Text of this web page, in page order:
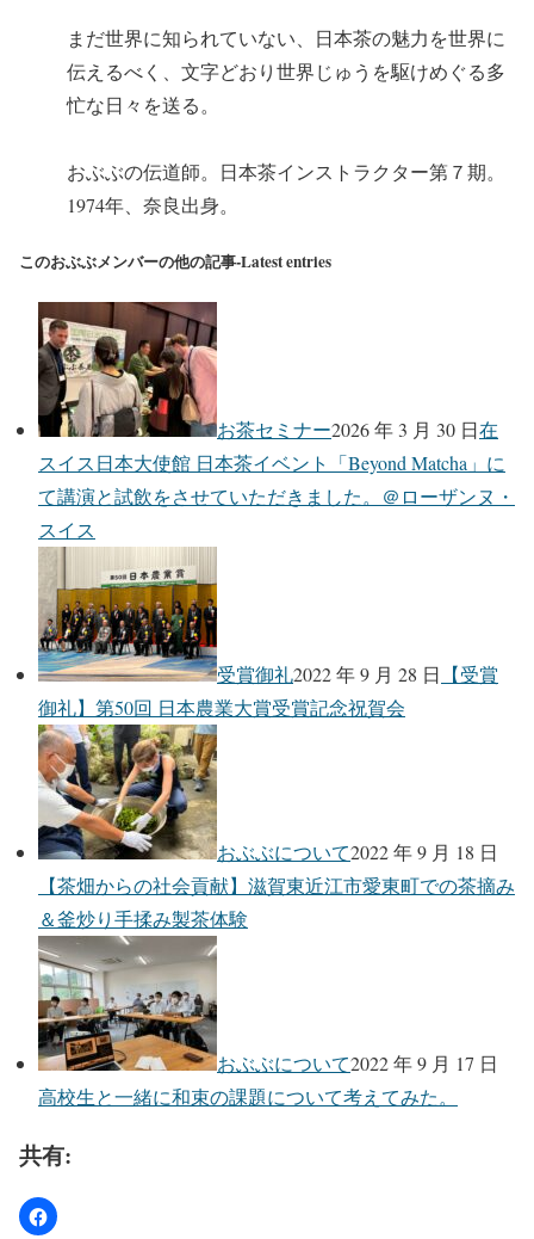
まだ世界に知られていない、日本茶の魅力を世界に
伝えるべく、文字どおり世界じゅうを駆けめぐる多
忙な日々を送る。
おぶぶの伝道師。日本茶インストラクター第７期。
1974年、奈良出身。
このおぶぶメンバーの他の記事-Latest entries
お茶セミナー2026 年 3 月 30 日在
スイス日本大使館 日本茶イベント「Beyond Matcha」に
て講演と試飲をさせていただきました。＠ローザンヌ・
スイス
受賞御礼2022 年 9 月 28 日 【受賞
御礼】第50回 日本農業大賞受賞記念祝賀会
おぶぶについて2022 年 9 月 18 日
【茶畑からの社会貢献】滋賀東近江市愛東町での茶摘み
＆釜炒り手揉み製茶体験
おぶぶについて2022 年 9 月 17 日
高校生と一緒に和束の課題について考えてみた。
共有: